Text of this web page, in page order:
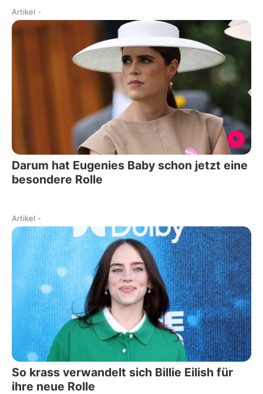
Artikel -
Darum hat Eugenies Baby schon jetzt eine
besondere Rolle
Artikel -
So krass verwandelt sich Billie Eilish für
ihre neue Rolle